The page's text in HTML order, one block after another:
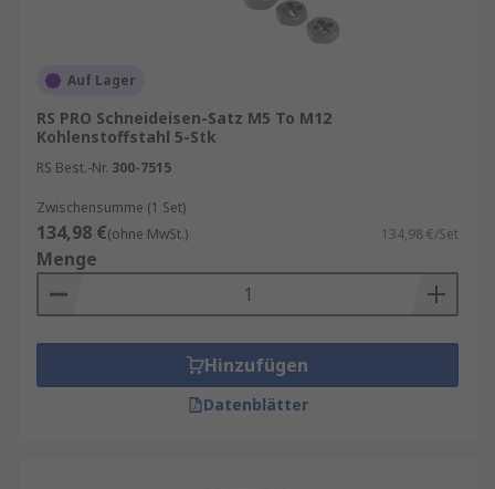
Auf Lager
RS PRO Schneideisen-Satz M5 To M12
Kohlenstoffstahl 5-Stk
RS Best.-Nr. 300-7515
Zwischensumme (1 Set)
134,98 €(ohne MwSt.) 134,98 €/Set
Menge
Hinzufügen
Datenblätter